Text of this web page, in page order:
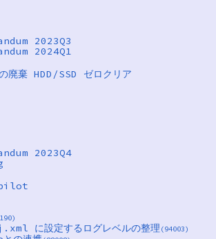
2023Q3
2024Q1
廃棄 HDD/SSD ゼロクリア
2023Q4
に設定するログレベルの整理 (94003)